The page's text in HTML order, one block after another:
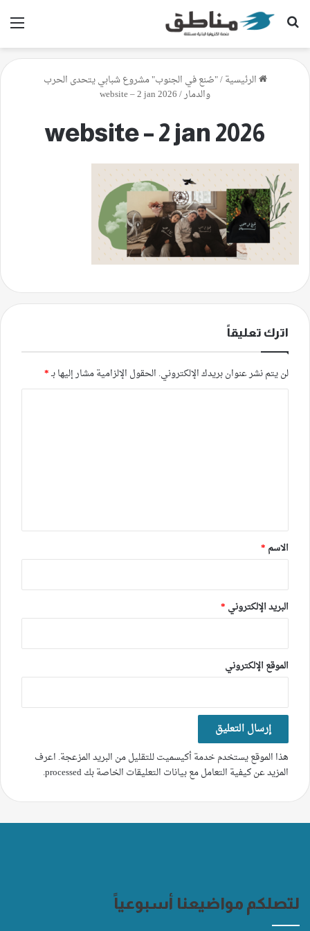
بحث عن
الرئيسية/"صُنع في الجنوب" مشروع شبابي يتحدى الحرب
والدمار/
website – 2 jan 2026
website – 2 jan 2026
اترك تعليقاً
لن يتم نشر عنوان بريدك الإلكتروني. الحقول الإلزامية مشار إليها بـ*
*
الاسم *
البريد الإلكتروني *
الموقع الإلكتروني
هذا الموقع يستخدم خدمة أكيسميت للتقليل من البريد المزعجة. اعرف
المزيد عن كيفية التعامل مع بيانات التعليقات الخاصة بك processed
.
لتصلكم مواضيعنا أسبوعياً